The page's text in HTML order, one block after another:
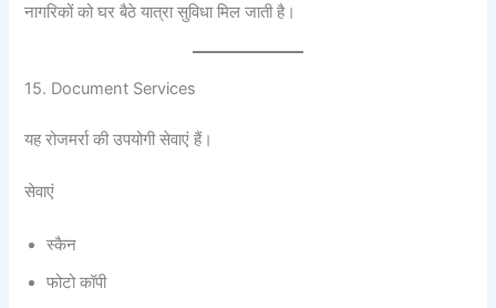
नागरिकों को घर बैठे यात्रा सुविधा मिल जाती है।
15. Document Services
यह रोजमर्रा की उपयोगी सेवाएं हैं।
सेवाएं
स्कैन
फोटो कॉपी